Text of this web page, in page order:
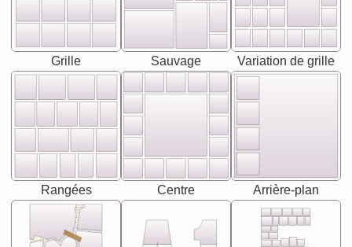
Grille Sauvage Variation de grille
Rangées Centre Arrière-plan